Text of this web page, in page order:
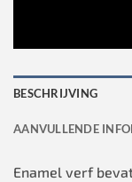
BESCHRIJVING
AANVULLENDE
Enamel verf